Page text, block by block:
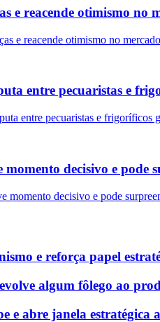
e reacende otimismo no
entre pecuaristas e
decisivo e pode
e reforça papel
algum fôlego ao
e abre janela estratégica